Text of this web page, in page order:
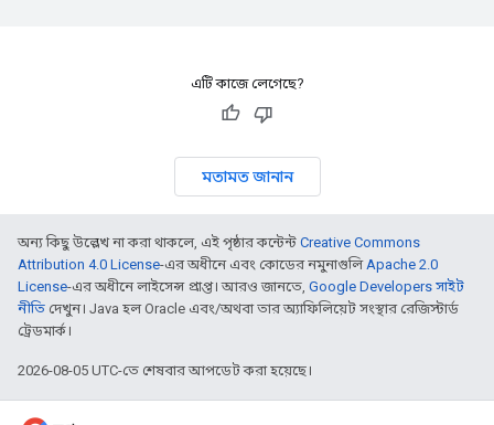
এটি কাজে লেগেছে?
মতামত জানান
অন্য কিছু উল্লেখ না করা থাকলে, এই পৃষ্ঠার কন্টেন্ট Creative Commons
Attribution 4.0 License-এর অধীনে এবং কোডের নমুনাগুলিApache 2.0
License-এর অধীনে লাইসেন্স প্রাপ্ত। আরও জানতে, Google Developers সাইট
নীতি দেখুন। Java হল Oracle এবং/অথবা তার অ্যাফিলিয়েট সংস্থার রেজিস্টার্ড
ট্রেডমার্ক।
2026-08-05 UTC-তে শেষবার আপডেট করা হয়েছে।